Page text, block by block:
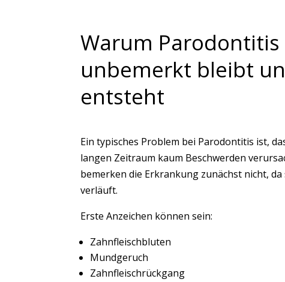
Warum
unbemerkt bleibt
entsteht
Ein typisches Problem bei Parodontitis ist,
langen Zeitraum kaum Beschwerden
bemerken die Erkrankung zunächst nicht,
verläuft.
Erste Anzeichen können sein:
Zahnfleischbluten
Mundgeruch
Zahnfleischrückgang